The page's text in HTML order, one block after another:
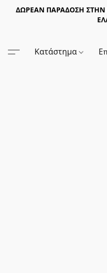
ΔΩΡΕΑΝ ΠΑΡΑΔΟΣΗ
Κατάστημα